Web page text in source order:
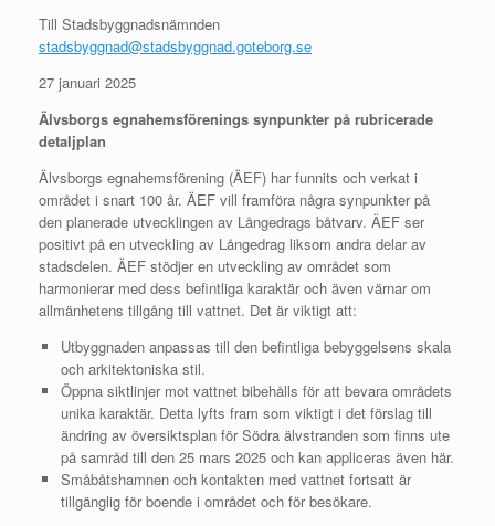
Till Stadsbyggnadsnämnden
stadsbyggnad@stadsbyggnad.goteborg.se
27 januari 2025
Älvsborgs egnahemsförenings synpunkter på rubricerade
detaljplan
Älvsborgs egnahemsförening (ÄEF) har funnits och verkat i
området i snart 100 år. ÄEF vill framföra några synpunkter på
den planerade utvecklingen av Långedrags båtvarv. ÄEF ser
positivt på en utveckling av Långedrag liksom andra delar av
stadsdelen. ÄEF stödjer en utveckling av området som
harmonierar med dess befintliga karaktär och även värnar om
allmänhetens tillgång till vattnet. Det är viktigt att:
Utbyggnaden anpassas till den befintliga bebyggelsens skala
och arkitektoniska stil.
Öppna siktlinjer mot vattnet bibehålls för att bevara områdets
unika karaktär. Detta lyfts fram som viktigt i det förslag till
ändring av översiktsplan för Södra älvstranden som finns ute
på samråd till den 25 mars 2025 och kan appliceras även här.
Småbåtshamnen och kontakten med vattnet fortsatt är
tillgänglig för boende i området och för besökare.